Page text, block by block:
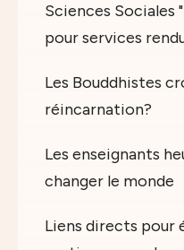
Sciences Sociales
pour services
Les Bouddhistes
réincarnation?
Les enseignants
changer le monde
Liens directs pour